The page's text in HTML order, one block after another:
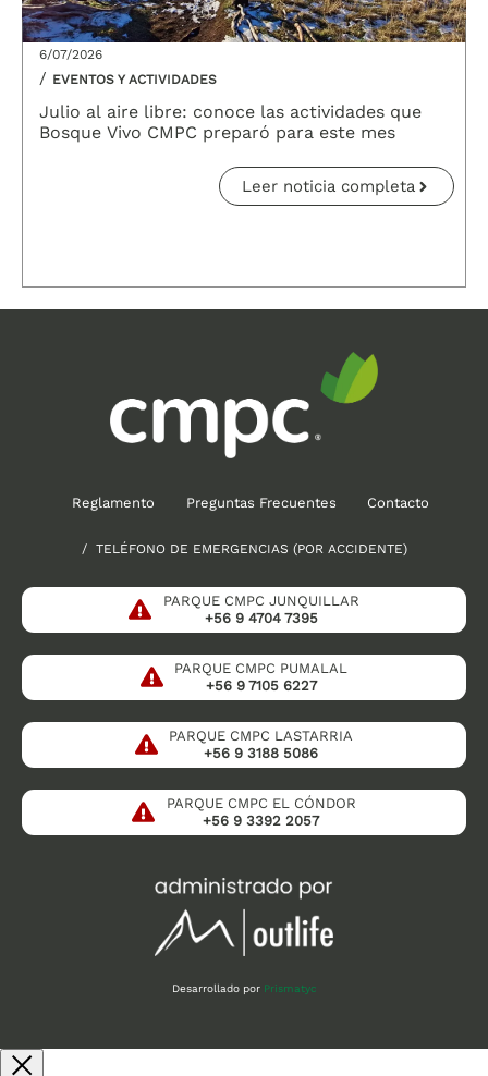
6/07/2026
/ EVENTOS Y ACTIVIDADES
Julio al aire libre: conoce las actividades que
Bosque Vivo CMPC preparó para este mes
Leer noticia completa
Reglamento Preguntas Frecuentes Contacto
/ TELÉFONO DE EMERGENCIAS (POR ACCIDENTE)
PARQUE CMPC JUNQUILLAR
+56 9 4704 7395
PARQUE CMPC PUMALAL
+56 9 7105 6227
PARQUE CMPC LASTARRIA
+56 9 3188 5086
PARQUE CMPC EL CÓNDOR
+56 9 3392 2057
Desarrollado por Prismatyc